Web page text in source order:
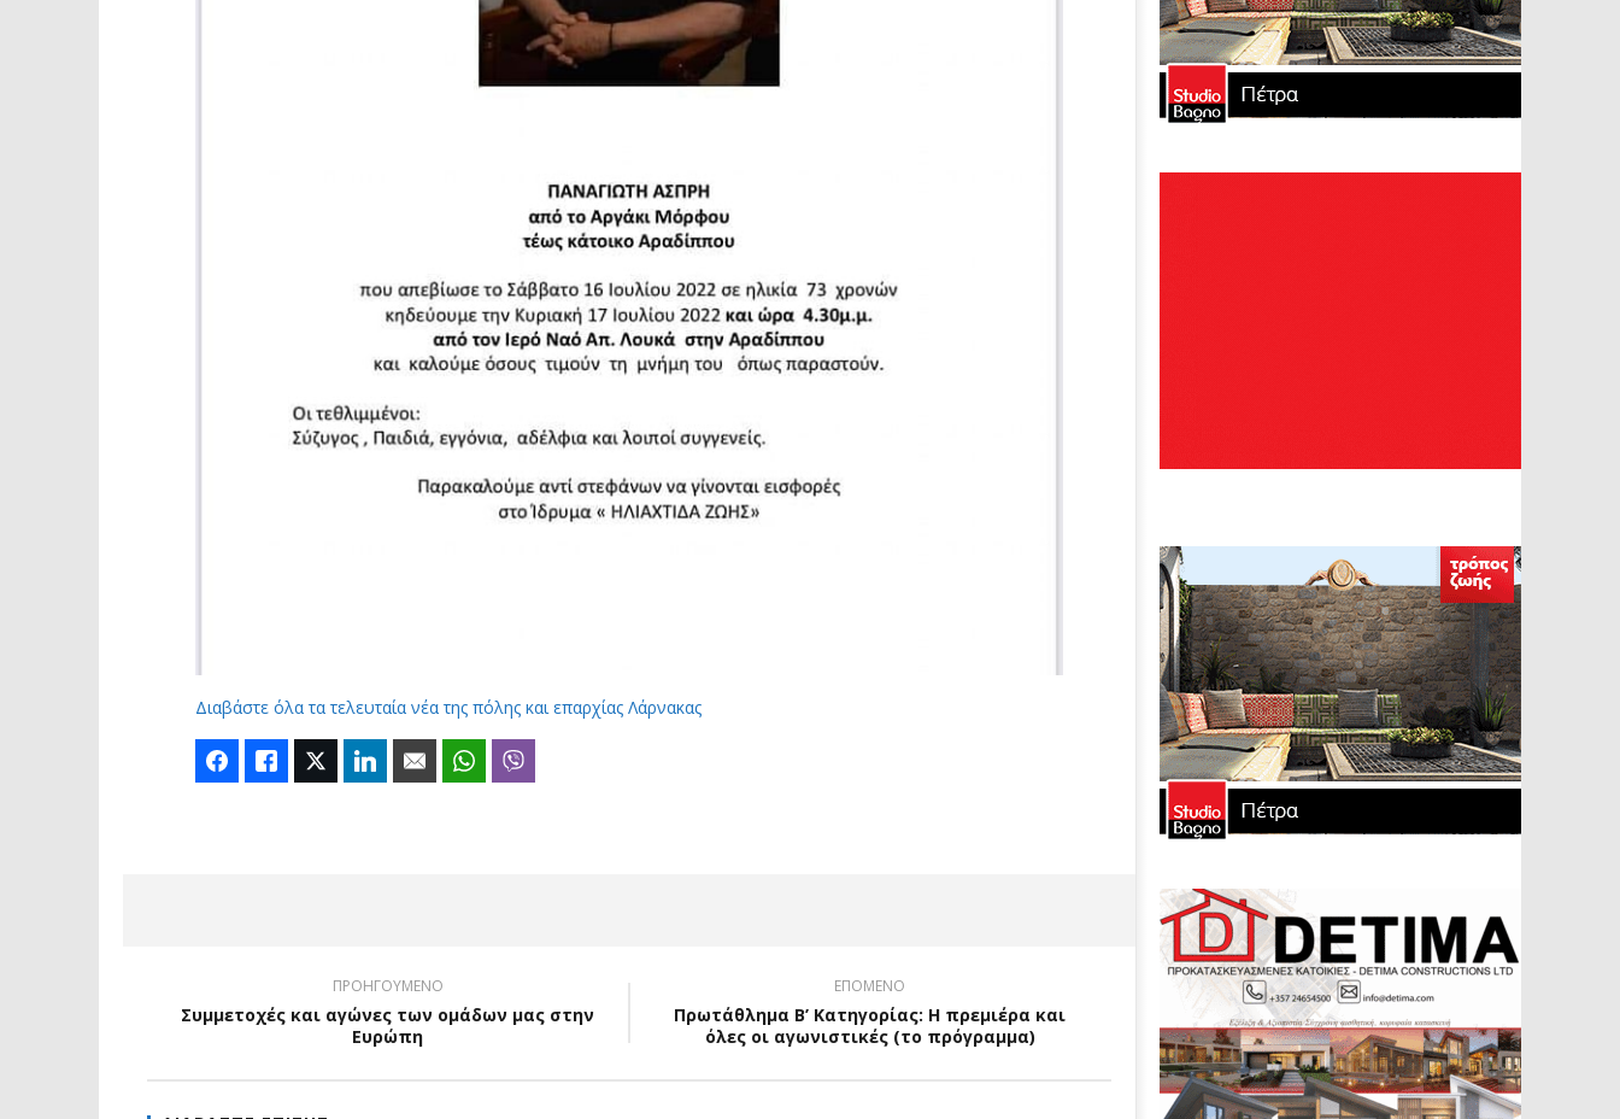
Διαβάστε όλα τα τελευταία νέα της πόλης και επαρχίας Λάρνακας
FacebookLike Twitter LinkedIn Email WhatsApp
ΠΡΟΗΓΟΥΜΕΝΟ
Συμμετοχές και αγώνες των ομάδων μας στην
Ευρώπη
ΕΠΟΜΕΝΟ
Πρωτάθλημα Β’ Κατηγορίας: Η πρεμιέρα και
όλες οι αγωνιστικές (το πρόγραμμα)